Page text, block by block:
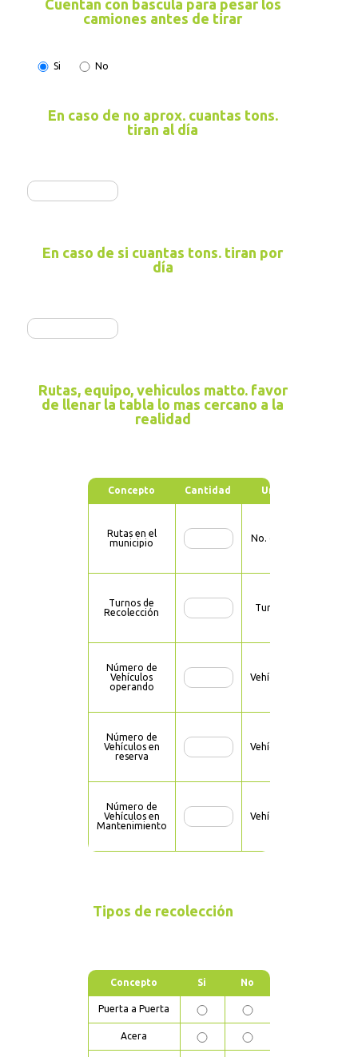
Cuentan con bascula para pesar los
camiones antes de tirar
Si No
En caso de no aprox. cuantas tons.
tiran al día
En caso de si cuantas tons. tiran por
día
Rutas, equipo, vehiculos matto. favor
de llenar la tabla lo mas cercano a la
realidad
Concepto Cantidad Unidad
Rutas en el
municipio
No. de Rutas
Turnos de
Recolección
Turnos/día
Número de
Vehículos
operando
Vehículos/día
Número de
Vehículos en
reserva
Vehículos/día
Número de
Vehículos en
Mantenimiento
Vehículos/día
Tipos de recolección
Concepto Si No
Puerta a Puerta
Acera